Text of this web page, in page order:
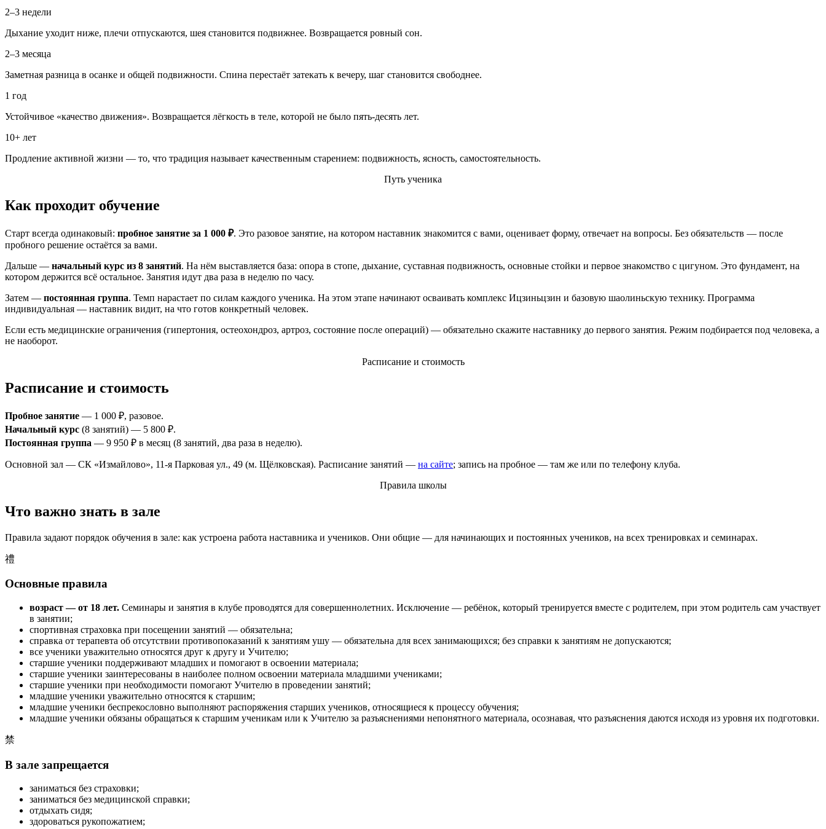
2–3 недели
Дыхание уходит ниже, плечи отпускаются, шея становится подвижнее. Возвращается ровный сон.
2–3 месяца
Заметная разница в осанке и общей подвижности. Спина перестаёт затекать к вечеру, шаг становится свободнее.
1 год
Устойчивое «качество движения». Возвращается лёгкость в теле, которой не было пять-десять лет.
10+ лет
Продление активной жизни — то, что традиция называет качественным старением: подвижность, ясность, самостоятельность.
Путь ученика
Как проходит обучение
Старт всегда одинаковый: пробное занятие за 1 000 ₽. Это разовое занятие, на котором наставник знакомится с вами, оценивает форму, отвечает на вопросы. Без обязательств — после
пробного решение остаётся за вами.
Дальше — начальный курс из 8 занятий. На нём выставляется база: опора в стопе, дыхание, суставная подвижность, основные стойки и первое знакомство с цигуном. Это фундамент, на
котором держится всё остальное. Занятия идут два раза в неделю по часу.
Затем — постоянная группа. Темп нарастает по силам каждого ученика. На этом этапе начинают осваивать комплекс Ицзиньцзин и базовую шаолиньскую технику. Программа
индивидуальная — наставник видит, на что готов конкретный человек.
Если есть медицинские ограничения (гипертония, остеохондроз, артроз, состояние после операций) — обязательно скажите наставнику до первого занятия. Режим подбирается под человека, а
не наоборот.
Расписание и стоимость
Расписание и стоимость
Пробное занятие — 1 000 ₽, разовое.
Начальный курс (8 занятий) — 5 800 ₽.
Постоянная группа — 9 950 ₽ в месяц (8 занятий, два раза в неделю).
Основной зал — СК «Измайлово», 11-я Парковая ул., 49 (м. Щёлковская). Расписание занятий — на сайте; запись на пробное — там же или по телефону клуба.
Правила школы
Что важно знать в зале
Правила задают порядок обучения в зале: как устроена работа наставника и учеников. Они общие — для начинающих и постоянных учеников, на всех тренировках и семинарах.
禮
Основные правила
возраст — от 18 лет. Семинары и занятия в клубе проводятся для совершеннолетних. Исключение — ребёнок, который тренируется вместе с родителем, при этом родитель сам участвует
в занятии;
спортивная страховка при посещении занятий — обязательна;
справка от терапевта об отсутствии противопоказаний к занятиям ушу — обязательна для всех занимающихся; без справки к занятиям не допускаются;
все ученики уважительно относятся друг к другу и Учителю;
старшие ученики поддерживают младших и помогают в освоении материала;
старшие ученики заинтересованы в наиболее полном освоении материала младшими учениками;
старшие ученики при необходимости помогают Учителю в проведении занятий;
младшие ученики уважительно относятся к старшим;
младшие ученики беспрекословно выполняют распоряжения старших учеников, относящиеся к процессу обучения;
младшие ученики обязаны обращаться к старшим ученикам или к Учителю за разъяснениями непонятного материала, осознавая, что разъяснения даются исходя из уровня их подготовки.
禁
В зале запрещается
заниматься без страховки;
заниматься без медицинской справки;
отдыхать сидя;
здороваться рукопожатием;